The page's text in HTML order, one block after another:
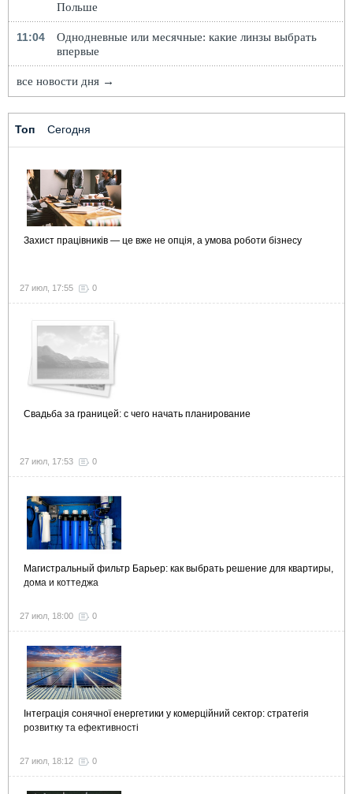
Польше
11:04
Однодневные или месячные: какие линзы выбрать
впервые
все новости дня →
Топ Сегодня
Захист працівників — це вже не опція, а умова роботи бізнесу
27 июл, 17:55 0
Свадьба за границей: с чего начать планирование
27 июл, 17:53 0
Магистральный фильтр Барьер: как выбрать решение для квартиры,
дома и коттеджа
27 июл, 18:00 0
Інтеграція сонячної енергетики у комерційний сектор: стратегія
розвитку та ефективності
27 июл, 18:12 0